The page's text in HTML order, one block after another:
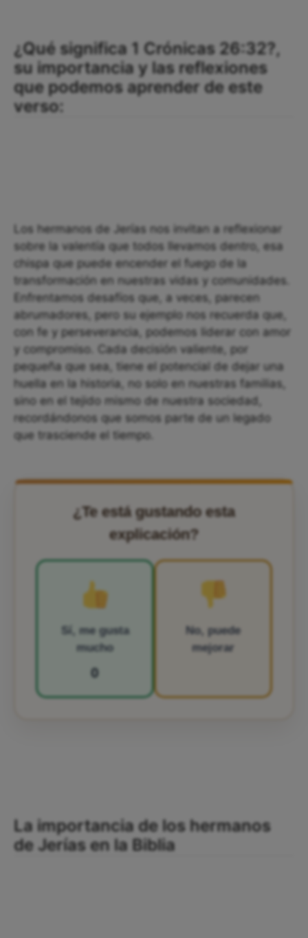
¿Qué significa 1 Crónicas 26:32?,
su importancia y las reflexiones
que podemos aprender de este
verso:
Los hermanos de Jerías nos invitan a reflexionar
sobre la valentía que todos llevamos dentro, esa
chispa que puede encender el fuego de la
transformación en nuestras vidas y comunidades.
Enfrentamos desafíos que, a veces, parecen
abrumadores, pero su ejemplo nos recuerda que,
con fe y perseverancia, podemos liderar con amor
y compromiso. Cada decisión valiente, por
pequeña que sea, tiene el potencial de dejar una
huella en la historia, no solo en nuestras familias,
sino en el tejido mismo de nuestra sociedad,
recordándonos que somos parte de un legado
que trasciende el tiempo.
¿Te está gustando esta
explicación?
Sí, me gusta
mucho
0
No, puede
mejorar
La importancia de los hermanos
de Jerías en la Biblia